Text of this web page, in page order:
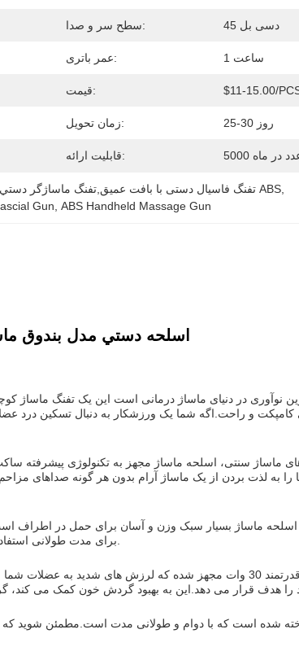
سطح سر و صدا: 45 دسی بل
عمر باتری: 1 ساعت
قیمت: $11-15.00/
زمان تحویل: 25-30 روز
قابلیت ارائه: عدد در ماه
تفنگ ماساژگر دستي 30W,تفنگ فاسیال دستی با بافت عمیق,تفنگ ماساژگر دستي ABS
Gun , ABS Handheld Massage Gun
اسلحه دستي مدل بندوق
نوآوری در دنیای ماساژ درمانی است این یک تفنگ
کامپکت و راحت.اگه شما یک ورزشکار به دنبال تسکین درد
ماساژ سنتی، اسلحه ماساژ مجهز به تکنولوژی پیشرفته
را به لذت بردن از یک ماساژ آرام بدون هر گونه صداهای
فقط 2.2 پوند، اسلحه ماساژ بسیار سبک وزن و آسان برای حمل در
تفنگ ماساژ با موتور قدرتمند 30 وات مجهز شده که لرزش های